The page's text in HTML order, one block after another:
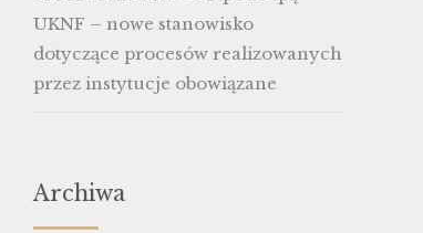
UKNF – nowe stanowisko
dotyczące procesów realizowanych
przez instytucje obowiązane
Archiwa